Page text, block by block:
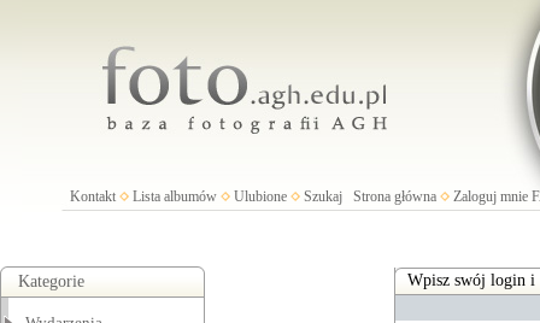
Kontakt Lista albumów Ulubione Szukaj Strona główna Zaloguj mnie
Kategorie Wpisz swój login i